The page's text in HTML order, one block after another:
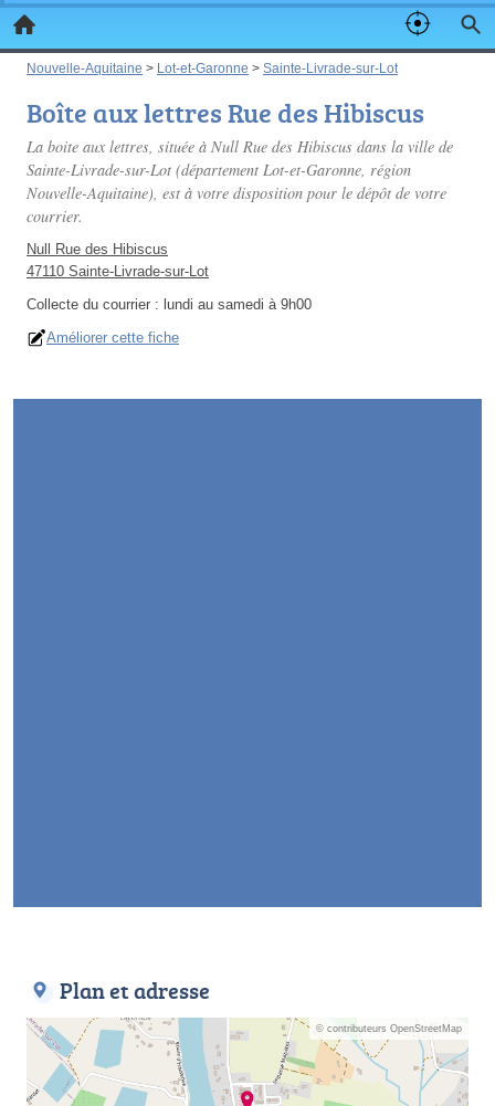
Nouvelle-Aquitaine > Lot-et-Garonne > Sainte-Livrade-sur-Lot
Boîte aux lettres Rue des Hibiscus
La boite aux lettres, située à Null Rue des Hibiscus dans la ville de
Sainte-Livrade-sur-Lot (département Lot-et-Garonne, région
Nouvelle-Aquitaine), est à votre disposition pour le dépôt de votre
courrier.
Null Rue des Hibiscus
47110 Sainte-Livrade-sur-Lot
Collecte du courrier : lundi au samedi à 9h00
Améliorer cette fiche
Plan et adresse
© contributeurs OpenStreetMap